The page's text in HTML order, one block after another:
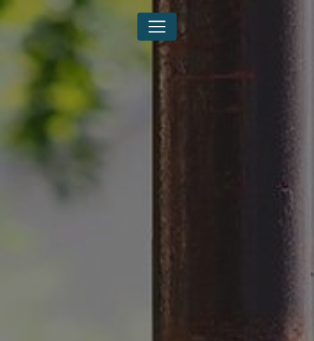
Panneau de gestion des cookies